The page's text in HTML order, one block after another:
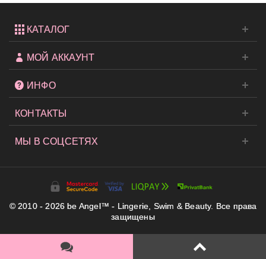
КАТАЛОГ
МОЙ АККАУНТ
ИНФО
КОНТАКТЫ
МЫ В СОЦСЕТЯХ
© 2010 - 2026 be Angel™ - Lingerie, Swim & Beauty. Все права
защищены